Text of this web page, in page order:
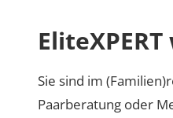
Sie sind im
Paarberatung oder